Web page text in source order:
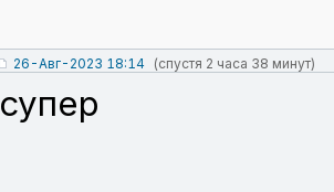
26-Авг-2023 18:14 (спустя 2 часа 38 минут)
супер